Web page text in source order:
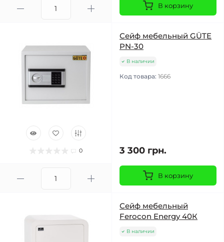
В корзину
0
Сейф мебельный GÜTE
PN-30
В наличии
Код товара: 1666
3 300 грн.
В корзину
Сейф мебельный
Ferocon Energy 40К
В наличии